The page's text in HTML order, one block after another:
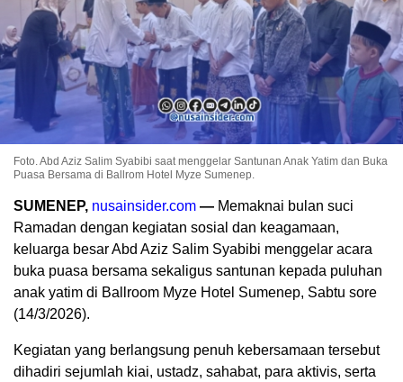
Foto. Abd Aziz Salim Syabibi saat menggelar Santunan Anak Yatim dan Buka
Puasa Bersama di Ballrom Hotel Myze Sumenep.
SUMENEP, nusainsider.com — Memaknai bulan suci
Ramadan dengan kegiatan sosial dan keagamaan,
keluarga besar Abd Aziz Salim Syabibi menggelar acara
buka puasa bersama sekaligus santunan kepada puluhan
anak yatim di Ballroom Myze Hotel Sumenep, Sabtu sore
(14/3/2026).
Kegiatan yang berlangsung penuh kebersamaan tersebut
dihadiri sejumlah kiai, ustadz, sahabat, para aktivis, serta